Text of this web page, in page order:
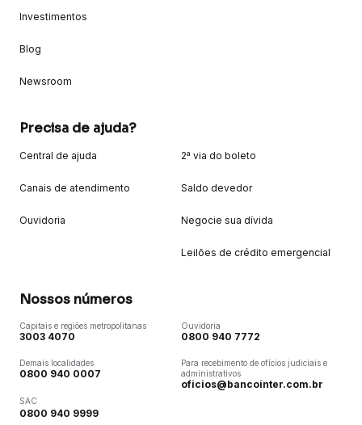
Investimentos
Blog
Newsroom
Precisa de ajuda?
Central de ajuda
Canais de atendimento
Ouvidoria
2ª via do boleto
Saldo devedor
Negocie sua dívida
Leilões de crédito emergencial
Nossos números
Capitais e regiões metropolitanas
3003 4070
Demais localidades
0800 940 0007
SAC
0800 940 9999
Ouvidoria
0800 940 7772
Para recebimento de ofícios judiciais e
administrativos
oficios@bancointer.com.br